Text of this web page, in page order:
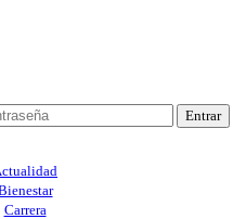
Entrar
Carrera